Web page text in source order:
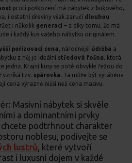
proti poškození má nábytek z bukového,
i ostatní dřeviny však zaručí dlouhou
i několik generací – a díky tomu, že má
i každý kus vašeho nábytku originálem.
pořizovací cena , náročnější údržba a
z něj je ideální středová fošna , která
jedna. Krajní kusy se poté obvykle řežou do
vzniká tzv. spárovka . Ta může být vyráběna
cena výrazně nižší než cena masivu.
Masivní nábytek si skvěle
a dominantními prvky
podtrhnout charakter
noblesu, podívejte se
lustrů , které vytvoří
i luxusní dojem v každé